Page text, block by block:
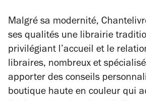
Malgré sa modernité,
ses qualités une librairie
privilégiant l’accueil et le
libraires, nombreux et
apporter des conseils
boutique haute en couleur qui